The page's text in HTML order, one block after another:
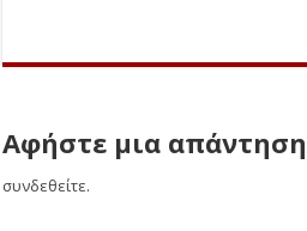
Αφήστε μια απάντηση
συνδεθείτε.